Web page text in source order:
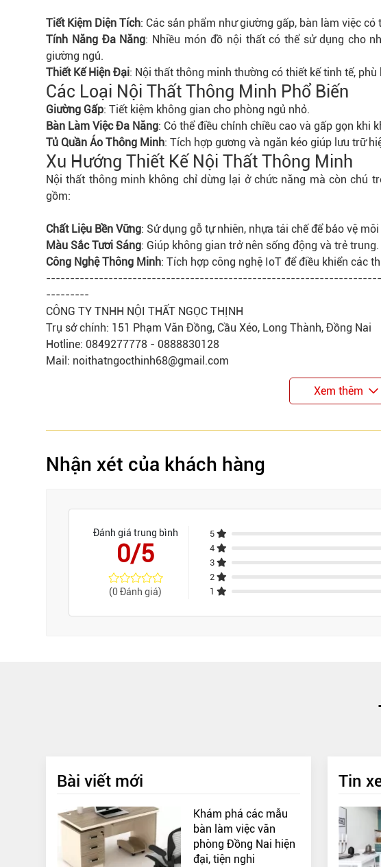
Tiết Kiệm Diện Tích: Các sản phẩm như giường gấp, bàn làm việc
Tính Năng Đa Năng: Nhiều món đồ nội thất có thể sử dụng cho
giường ngủ.
Thiết Kế Hiện Đại: Nội thất thông minh thường có thiết kế tinh tế,
Các Loại Nội Thất Thông Minh Phổ Biến
Giường Gấp: Tiết kiệm không gian cho phòng ngủ nhỏ.
Bàn Làm Việc Đa Năng: Có thể điều chỉnh chiều cao và gấp gọn khi
Tủ Quần Áo Thông Minh: Tích hợp gương và ngăn kéo giúp lưu trữ
Xu Hướng Thiết Kế Nội Thất Thông Minh
Nội thất thông minh không chỉ dừng lại ở chức năng mà còn chú
gồm:
Chất Liệu Bền Vững: Sử dụng gỗ tự nhiên, nhựa tái chế để bảo vệ
Màu Sắc Tươi Sáng: Giúp không gian trở nên sống động và trẻ trung.
Công Nghệ Thông Minh: Tích hợp công nghệ IoT để điều khiển các
---------
CÔNG TY TNHH NỘI THẤT NGỌC THỊNH
Trụ sở chính: 151 Phạm Văn Đồng, Cầu Xéo, Long Thành, Đồng Nai
Hotline: 0849277778 - 0888830128
Mail: noithatngocthinh68@gmail.com
Xem thêm
Nhận xét của khách hàng
Đánh giá trung bình
0/5
(0 Đánh giá)
5
4
3
2
1
Bài viết mới
Khám phá các mẫu
bàn làm việc văn
phòng Đồng Nai hiện
đại, tiện nghi
Tin